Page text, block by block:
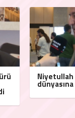
Niyetullah
dünyasına